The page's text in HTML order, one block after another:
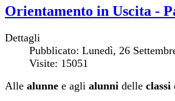
Orientamento in Uscita -
Dettagli
Pubblicato: Lunedì, 26
Visite: 15051
Alle alunne e agli alunni delle classi